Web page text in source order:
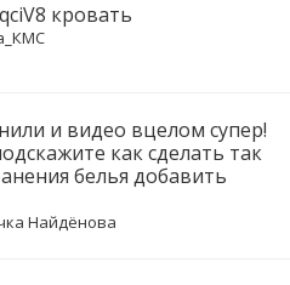
кровать
и видео вцелом супер!
как сделать так
белья добавить
Найдёнова